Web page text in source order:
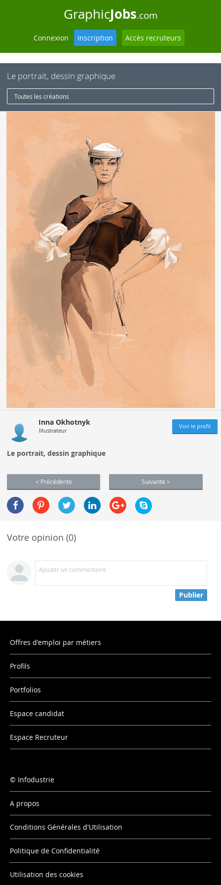
GraphicJobs.com
Connexion Inscription Accès recruteurs
Le portrait, dessin graphique
Toutes les créations
Inna Okhotnyk
Illustrateur
Voir le profil
Le portrait, dessin graphique
< Précédente Suivante >
Votre opinion (0)
Ajouter un commentaire
Publier
Offres d'emploi par métiers
Profils
Portfolios
Espace candidat
Espace Recruteur
Infodustrie
A propos
Conditions Générales d'Utilisation
Politique de Confidentialité
Utilisation des cookies